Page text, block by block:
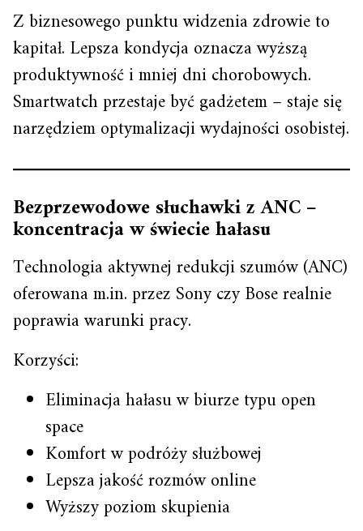
Z biznesowego punktu widzenia zdrowie to
kapitał. Lepsza kondycja oznacza wyższą
produktywność i mniej dni chorobowych.
Smartwatch przestaje być gadżetem – staje się
narzędziem optymalizacji wydajności osobistej.
Bezprzewodowe słuchawki z ANC –
koncentracja w świecie hałasu
Technologia aktywnej redukcji szumów (ANC)
oferowana m.in. przez Sony czy Bose realnie
poprawia warunki pracy.
Korzyści:
Eliminacja hałasu w biurze typu open
space
Komfort w podróży służbowej
Lepsza jakość rozmów online
Wyższy poziom skupienia